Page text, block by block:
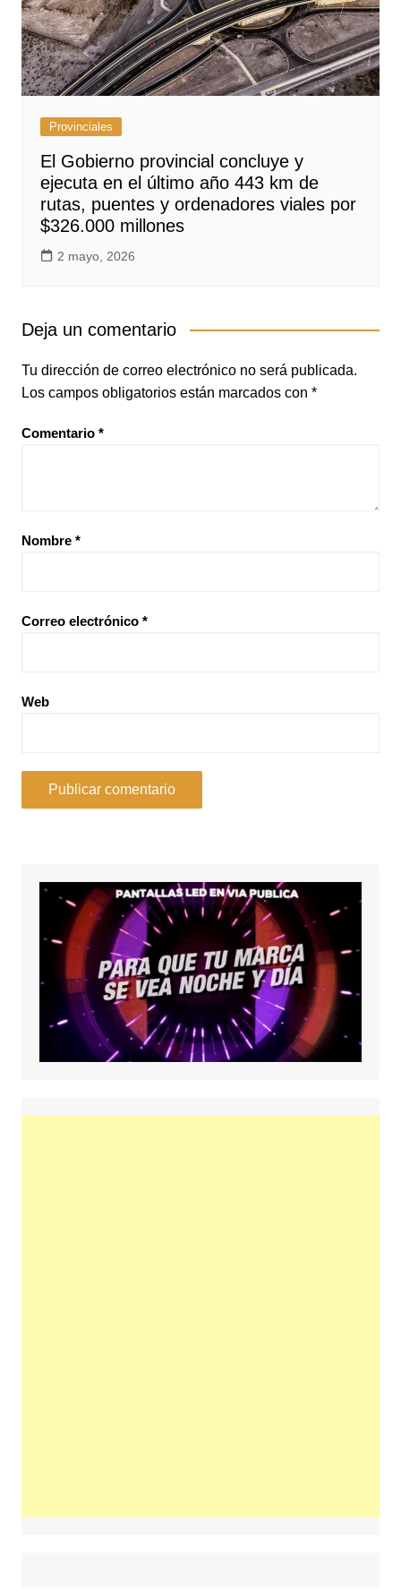
Provinciales
El Gobierno provincial concluye y
ejecuta en el último año 443 km de
rutas, puentes y ordenadores viales por
$326.000 millones
2 mayo, 2026
Deja un comentario
Tu dirección de correo electrónico no será publicada.
Los campos obligatorios están marcados con *
Comentario *
Nombre *
Correo electrónico *
Web